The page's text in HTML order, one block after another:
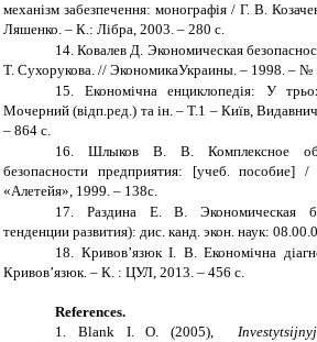
механізм забезпечення: монографія / Г. В.
Ляшенко. – К.: Лібра, 2003. – 280 с.
14. Ковалев Д. Экономическая
Т. Сухорукова. // ЭкономикаУкраины. – 1998. – №
15.
Економічна енциклопедія: У
Мочерний (відп.ред.) та ін. – Т.1 – Київ,
– 864 с.
16.
Шлыков В. В. Комплексное
безопасности предприятия: [учеб.
«Алетейя», 1999. – 138с.
17.
Раздина Е. В. Экономическая
тенденции развития): дис. канд. экон. наук:
18. Кривов’язюк І. В. Економічна
Кривов’язюк. – К. : ЦУЛ, 2013. – 456 с.
References.
1. Blank I. O.(2005),